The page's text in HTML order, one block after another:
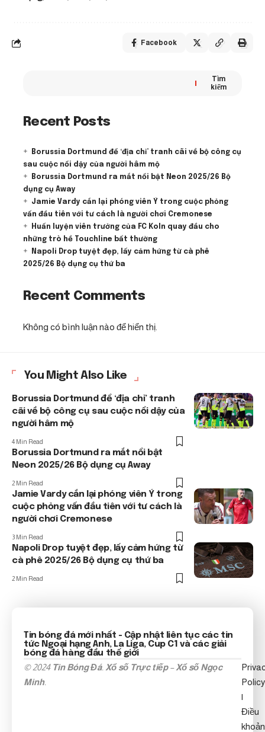
Facebook
Tìm
kiếm
Recent Posts
Borussia Dortmund để ‘địa chỉ’ tranh cãi về bộ công cụ
sau cuộc nổi dậy của người hâm mộ
Borussia Dortmund ra mắt nổi bật Neon 2025/26 Bộ
dụng cụ Away
Jamie Vardy cắn lại phóng viên Ý trong cuộc phỏng
vấn đầu tiên với tư cách là người chơi Cremonese
Huấn luyện viên trưởng của FC Koln quay đầu cho
những trò hề Touchline bất thường
Napoli Drop tuyệt đẹp, lấy cảm hứng từ cà phê
2025/26 Bộ dụng cụ thứ ba
Recent Comments
Không có bình luận nào để hiển thị.
You Might Also Like
Borussia Dortmund để ‘địa chỉ’ tranh
cãi về bộ công cụ sau cuộc nổi dậy của
người hâm mộ
4 Min Read
Borussia Dortmund ra mắt nổi bật
Neon 2025/26 Bộ dụng cụ Away
2 Min Read
Jamie Vardy cắn lại phóng viên Ý trong
cuộc phỏng vấn đầu tiên với tư cách là
người chơi Cremonese
3 Min Read
Napoli Drop tuyệt đẹp, lấy cảm hứng từ
cà phê 2025/26 Bộ dụng cụ thứ ba
2 Min Read
Tin bóng đá mới nhất - Cập nhật liên tục các tin
tức Ngoại hạng Anh, La Liga, Cup C1 và các giải
bóng đá hàng đầu thế giới
© 2024 Tin Bóng Đá. Xổ số Trực tiếp–Xổ số Ngọc
Minh.
Policy
|
Điều
khoản